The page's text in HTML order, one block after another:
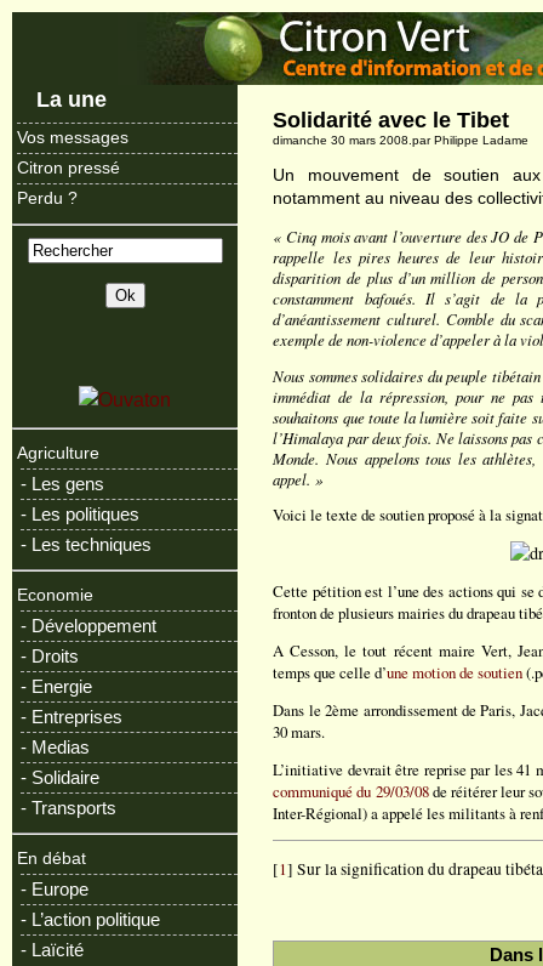
La une
Vos messages
Citron pressé
Perdu ?
Agriculture
- Les gens
- Les politiques
- Les techniques
Economie
- Développement
- Droits
- Energie
- Entreprises
- Medias
- Solidaire
- Transports
En débat
- Europe
- L’action politique
- Laïcité
Solidarité avec le Tibet
dimanche 30 mars 2008.par Philippe Ladame
Un mouvement de soutien
notamment au niveau des
« Cinq mois avant l’ouverture des JO de
rappelle les pires heures de leur
disparition de plus d’un million de
constamment bafoués. Il s’agit de la
d’anéantissement culturel. Comble du
exemple de non-violence d’appeler à la
Nous sommes solidaires du peuple
immédiat de la répression, pour ne
souhaitons que toute la lumière soit faite
l’Himalaya par deux fois. Ne laissons pas
Monde. Nous appelons tous les
appel. »
Voici le texte de soutien proposé à la
Cette pétition est l’une des actions qui
fronton de plusieurs mairies du drapeau
A Cesson, le tout récent maire Vert,
temps que celle d’une motion de soutien
Dans le 2ème arrondissement de Paris,
30 mars.
L’initiative devrait être reprise par les 41
communiqué du 29/03/08de réitérer leur
Inter-Régional) a appelé les militants à
[1] Sur la signification du drapeau
Dans